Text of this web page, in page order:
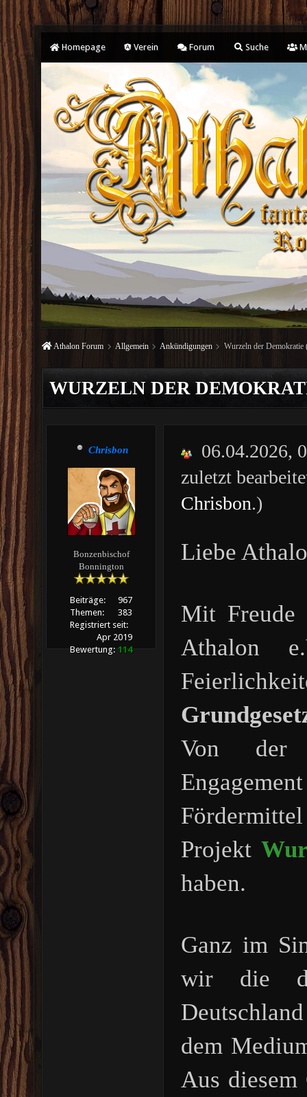
Homepage Verein Forum Suche
Athalon Forum Allgemein Ankündigungen Wurzeln der Demokratie
WURZELN DER
Chrisbon
Bonzenbischof
Bonnington
Beiträge:
967
Themen:
383
Registriert seit:
Apr 2019
Bewertung: 114
06.04.2026,
zuletzt
Chrisbon.)
Liebe
Mit Freude
Athalon
Von der
Projekt
haben.
Ganz im
wir die
dem
Aus